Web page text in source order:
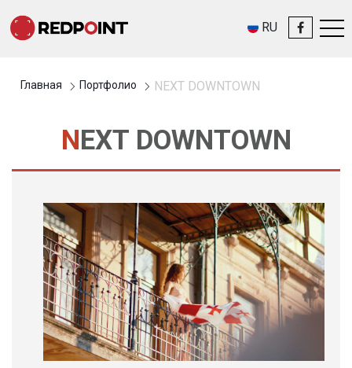
RU
Главная Портфолио NEXT DOWNTOWN
NEXT DOWNTOWN